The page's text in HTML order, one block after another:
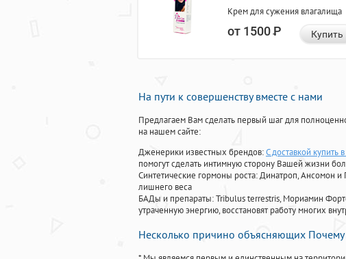
Крем для сужения влагалища
от 1500Р Купить
На пути к совершенству вместе с нами
Предлагаем Вам сделать первый шаг для
на нашем сайте:
Дженерики известных брендов:С доставкой купить
помогут сделать интимную сторону Вашей жизни
Синтетические гормоны роста: Динатроп, Ансомон и
лишнего веса
БАДы и препараты:Tribulus terrestris, Мориамин
утраченную энергию, восстановят работу многих
Несколько причино объясняющих Почему